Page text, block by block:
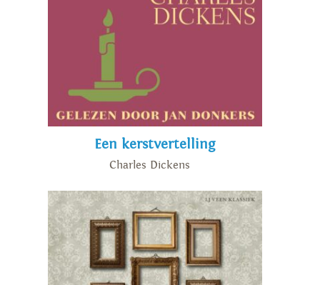
Een kerstvertelling
Charles Dickens